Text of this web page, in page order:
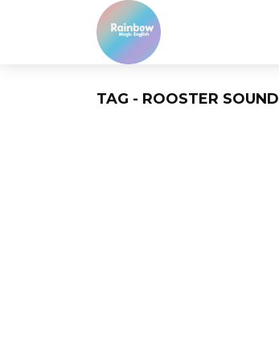
TAG - ROOSTER SOUND